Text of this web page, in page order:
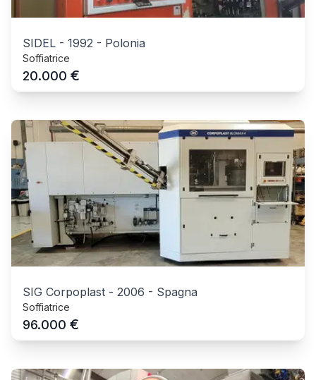
SIDEL - 1992 - Polonia
Soffiatrice
20.000 €
SIG Corpoplast - 2006 - Spagna
Soffiatrice
96.000 €